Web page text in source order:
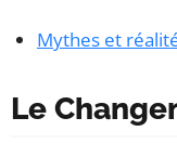
Mythes et
Le